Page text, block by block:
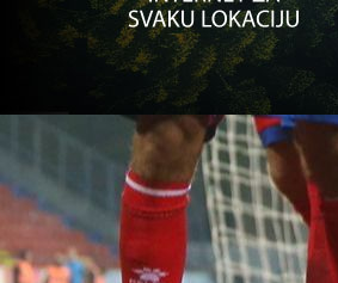
HOĆE LI ZRINJSKI ISPASTI?
Mostaracima
1 godina 5 mjesec